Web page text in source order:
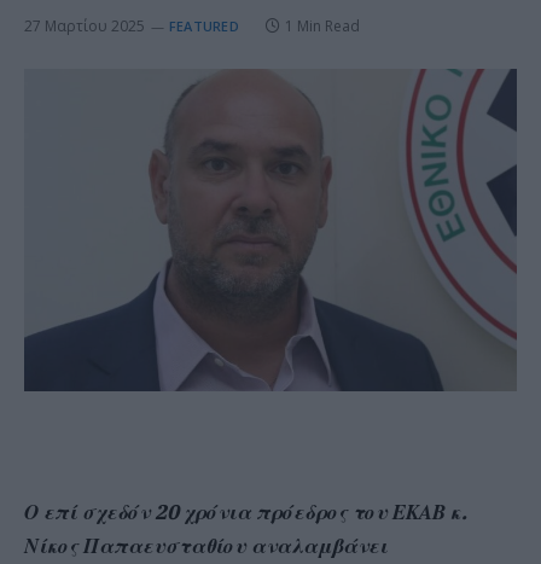
27 Μαρτίου 2025 FEATURED 1 Min Read
Ο επί σχεδόν 20 χρόνια πρόεδρος του ΕΚΑΒ κ.
Νίκος Παπαευσταθίου αναλαμβάνει